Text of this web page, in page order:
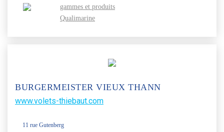
gammes et produits
Qualimarine
BURGERMEISTER VIEUX THANN
www.volets-thiebaut.com
11 rue Gutenberg